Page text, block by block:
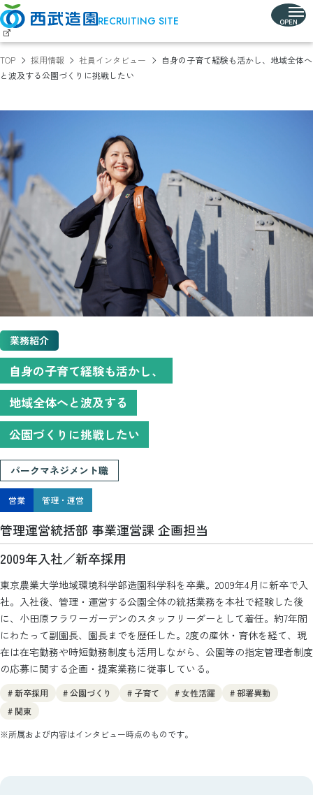
RECRUITING SITE
TOP 採用情報 社員インタビュー 自身の子育て経験も活かし、 地域全体へ
と波及する公園づくりに挑戦したい
業務紹介
自身の子育て経験も活かし、
地域全体へと波及する
公園づくりに挑戦したい
パークマネジメント職
営業 管理・運営
管理運営統括部 事業運営課 企画担当
2009年入社／新卒採用
東京農業大学地域環境科学部造園科学科を卒業。2009年4月に新卒で入
社。入社後、管理・運営する公園全体の統括業務を本社で経験した後
に、小田原フラワーガーデンのスタッフリーダーとして着任。約7年間
にわたって副園長、園長までを歴任した。2度の産休・育休を経て、現
在は在宅勤務や時短勤務制度も活用しながら、公園等の指定管理者制度
の応募に関する企画・提案業務に従事している。
# 新卒採用 # 公園づくり # 子育て # 女性活躍
# 部署異動
# 関東
※所属および内容はインタビュー時点のものです。